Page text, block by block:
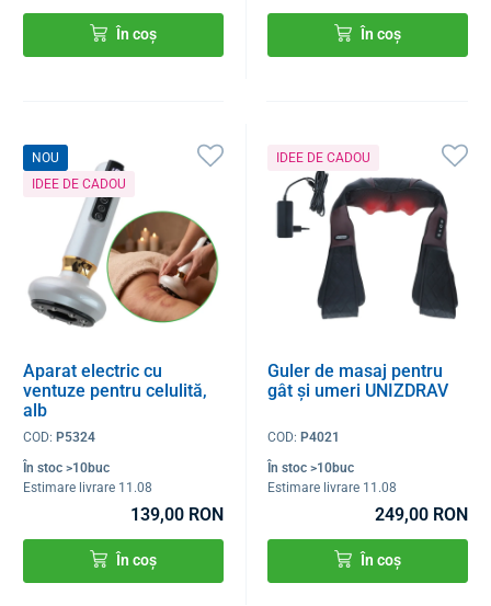
În coș În coș
NOU
IDEE DE CADOU
Aparat electric cu
ventuze pentru celulită,
alb
COD: P5324
În stoc >10buc
Estimare livrare 11.08
139,00 RON
În coș
IDEE DE CADOU
Guler de masaj pentru
gât și umeri UNIZDRAV
COD:P4021
În stoc >10buc
Estimare livrare 11.08
249,00 RON
În coș